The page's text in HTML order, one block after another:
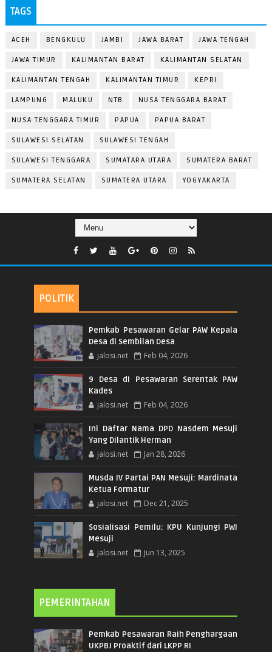
TAGS
ACEH BENGKULU JAMBI JAWA BARAT JAWA TENGAH
JAWA TIMUR KALIMANTAN BARAT KALIMANTAN SELATAN
KALIMANTAN TENGAH KALIMANTAN TIMUR KEPRI
LAMPUNG MALUKU NTB NUSA TENGGARA BARAT
NUSA TENGGARA TIMUR PAPUA PAPUA BARAT
SULAWESI SELATAN SULAWESI TENGAH
SULAWESI TENGGARA SUMATARA UTARA SUMATERA BARAT
SUMATERA SELATAN SUMATERA UTARA YOGYAKARTA
POLITIK
Pemkab Pesawaran Gelar PAW Kepala
Desa di Sembilan Desa
jalosi.net Feb 04, 2026
9 Desa di Pesawaran Serentak PAW
Kades
jalosi.net Feb 04, 2026
Ini Daftar Nama DPD Nasdem Mesuji
Yang Dilantik Herman
jalosi.net Jan 28, 2026
Musda IV Partai PAN Mesuji: Mardinata
Ketua Formatur
jalosi.net Dec 21, 2025
Sosialisasi Pemilu: KPU Kunjungi PWI
Mesuji
jalosi.net Jun 13, 2025
PEMERINTAHAN
Pemkab Pesawaran Raih Penghargaan
UKPBJ Proaktif dari LKPP RI